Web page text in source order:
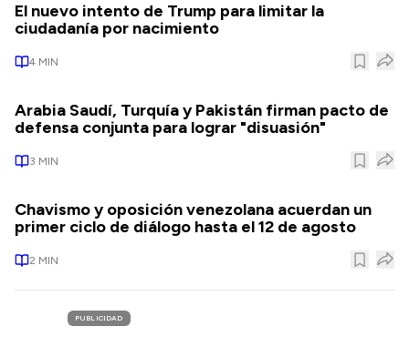
El nuevo intento de Trump para limitar la
ciudadanía por nacimiento
4 MIN
Arabia Saudí, Turquía y Pakistán firman pacto de
defensa conjunta para lograr "disuasión"
3 MIN
Chavismo y oposición venezolana acuerdan un
primer ciclo de diálogo hasta el 12 de agosto
2 MIN
PUBLICIDAD